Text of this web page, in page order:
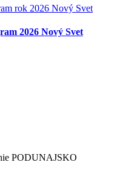
2026 Nový Svet
PODUNAJSKO